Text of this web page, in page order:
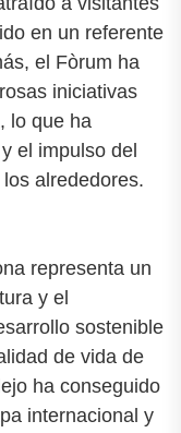
en un referente
el Fòrum ha
iniciativas
lo que ha
el impulso del
alrededores.
representa un
y el
sostenible
de vida de
ha conseguido
internacional y